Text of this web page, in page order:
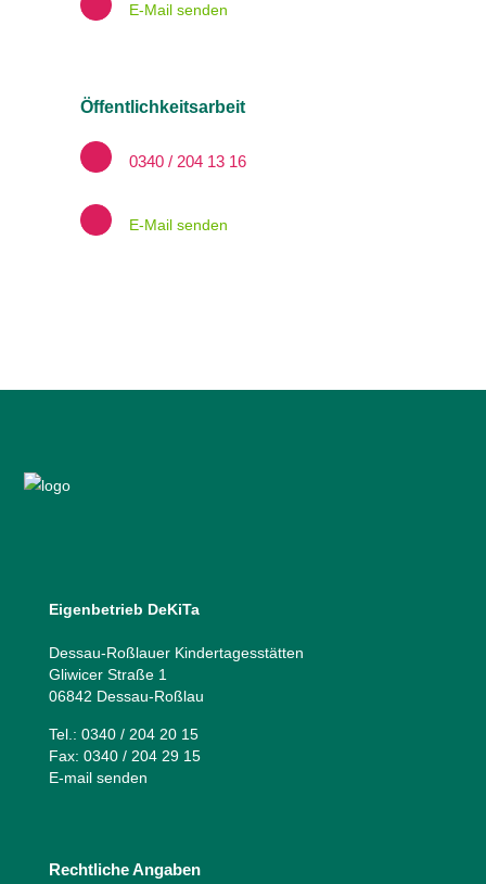
E-Mail senden
Öffentlichkeitsarbeit
0340 / 204 13 16
E-Mail senden
Eigenbetrieb DeKiTa
Dessau-Roßlauer Kindertagesstätten
Gliwicer Straße 1
06842 Dessau-Roßlau
Tel.: 0340 / 204 20 15
Fax: 0340 / 204 29 15
E-mail senden
Rechtliche Angaben